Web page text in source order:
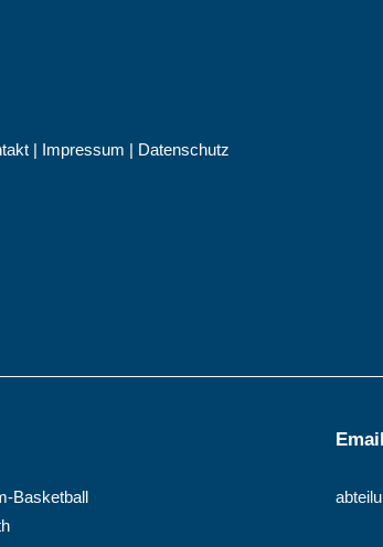
| Impressum | Datenschutz
Basketball
Email